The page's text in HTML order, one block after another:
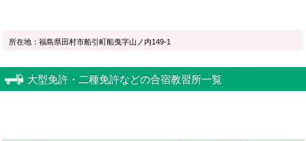
所在地：福島県田村市船引町船曳字山ノ内149-1
大型免許・二種免許などの合宿教習所一覧